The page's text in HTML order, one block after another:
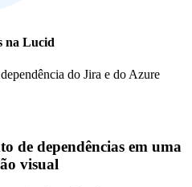
na Lucid
do Jira e do Azure
de dependências em uma
visual